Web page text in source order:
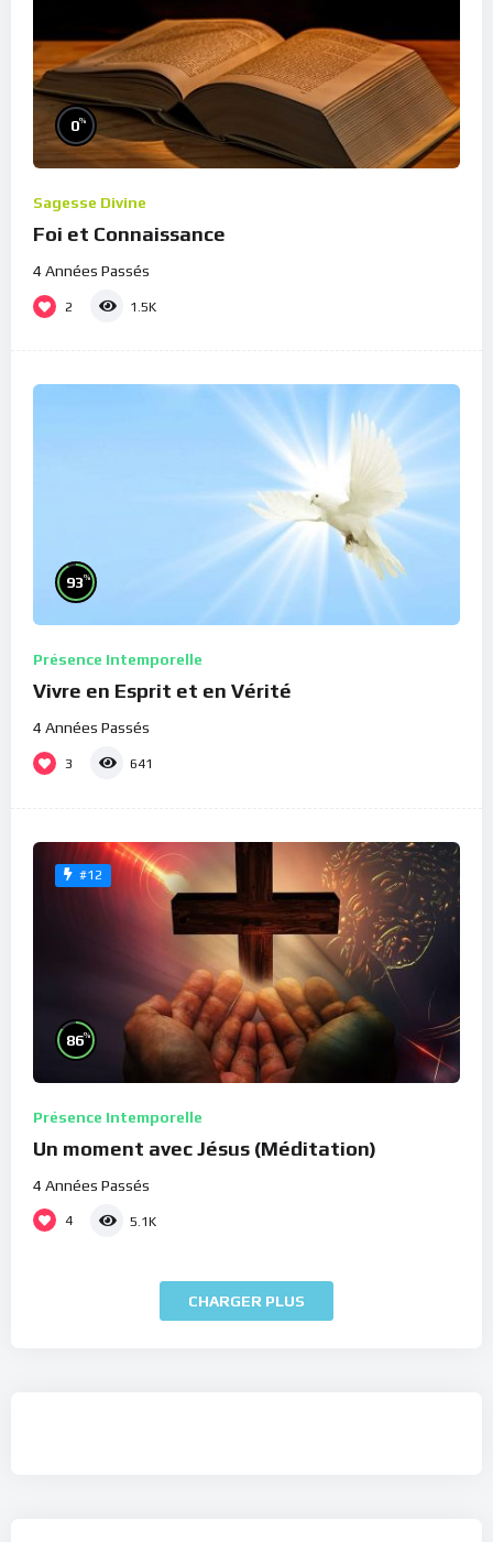
0%
Sagesse Divine
Foi et Connaissance
4 Années Passés
2 1.5K
93%
Présence Intemporelle
Vivre en Esprit et en Vérité
4 Années Passés
3 641
#12
86%
Présence Intemporelle
Un moment avec Jésus (Méditation)
4 Années Passés
4 5.1K
CHARGER PLUS